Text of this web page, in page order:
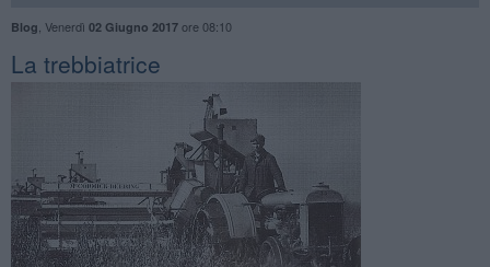
Blog Venerdì 02 Giugno 2017ore 08:10
La trebbiatrice